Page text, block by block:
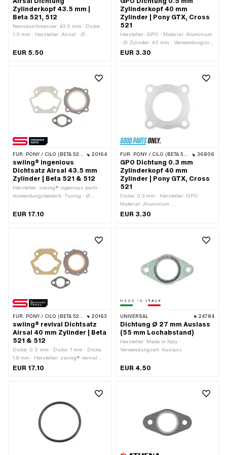
Zylinderkopf 43.5 mm |
Beta 521, 512
Nenndurchmesser: 43.5 mm · Dicke:
1.5 mm · Hersteller: Airsal · Ø
Zylinderkopf · Verstärkt: Ja · Ø
EUR 5.50
Zylinderkopf 40 mm
Zylinder | Pony GTX, Cross
521
Hersteller: GPO · Material: Aluminium
· Ø Zylinder: 40 mm · Verwendungsort:
Zylinderkopf · Nenndurchmesser: 40
Alternative Ausf. der Pony OEM-Nr.:
EUR 3.30
FÜR: PONY / CILO (BETA 521 & 512) 20164
swiing® ingenious
Dichtsatz Airsal 43.5 mm
Zylinder | Beta 521 & 512
Hersteller: swiing® ingenious parts ·
Anwendungsbereich: Tuning · Ø
Bestandteile: 3 Stk. · Lochabstand
EUR 17.10
FÜR: PONY / CILO (BETA 521 & 512) 36806
GPO Dichtung 0.3 mm
Zylinderkopf 40 mm
Zylinder | Pony GTX, Cross
521
Dicke: 0.3 mm · Hersteller: GPO ·
Material: Aluminium ·
Nenndurchmesser: 40 mm · Ø
Lochbild [mm]: 48 x 48 · Alternative
EUR 3.30
FÜR: PONY / CILO (BETA 521 & 512) 20163
swiing® revival Dichtsatz
Airsal 40 mm Zylinder | Beta
521 & 512
Dicke: 0.5 mm · Dicke: 1 mm · Dicke:
1.8 mm · Hersteller: swiing® revival
parts · Material: Dichtpapier · Material:
Bestandteile: 3 Stk. · Ø Auslass innen:
22 mm · Lochabstand Auslass: 42
EUR 17.10
UNIVERSAL 24784
Dichtung Ø 27 mm Auslass
(55 mm Lochabstand)
Hersteller: Made in Italy ·
Verwendungsort: Auslass
EUR 4.50